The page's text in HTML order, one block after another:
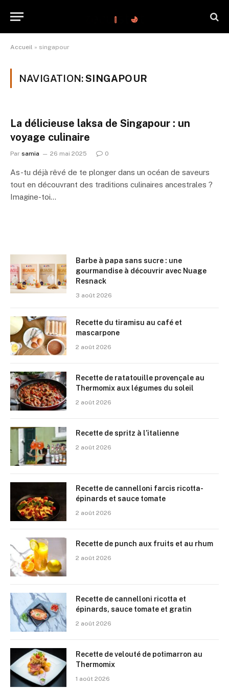
Accueil » singapour
NAVIGATION:SINGAPOUR
La délicieuse laksa de Singapour : un
voyage culinaire
Par samia 26 mai 2025 0
As-tu déjà rêvé de te plonger dans un océan de saveurs
tout en découvrant des traditions culinaires ancestrales ?
Imagine-toi…
Barbe à papa sans sucre : une
gourmandise à découvrir avec Nuage
Resnack
3 août 2026
Recette du tiramisu au café et
mascarpone
2 août 2026
Recette de ratatouille provençale au
Thermomix aux légumes du soleil
2 août 2026
Recette de spritz à l’italienne
2 août 2026
Recette de cannelloni farcis ricotta-
épinards et sauce tomate
2 août 2026
Recette de punch aux fruits et au rhum
2 août 2026
Recette de cannelloni ricotta et
épinards, sauce tomate et gratin
2 août 2026
Recette de velouté de potimarron au
Thermomix
1 août 2026